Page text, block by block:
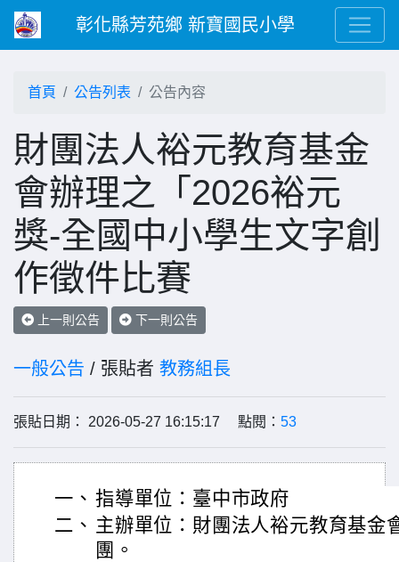
彰化縣芳苑鄉 新寶國民小學
首頁 公告列表 公告內容
財團法人裕元教育基金
會辦理之「2026裕元
獎-全國中小學生文字創
作徵件比賽
上一則公告 下一則公告
一般公告 / 張貼者 教務組長
張貼日期： 2026-05-27 16:15:17 點閱： 53
一、 指導單位：臺中市政府
二、 主辦單位：財團法人裕元教育基金
團。